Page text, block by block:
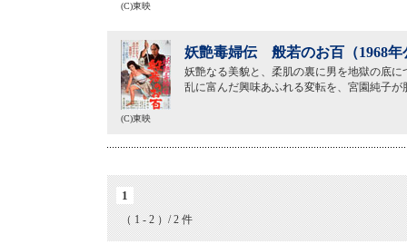
(C)東映
妖艶毒婦伝 般若のお百（1968年
妖艶なる美貌と、柔肌の裏に男を地獄の底
乱に富んだ興味あふれる変転を、宮園純子
(C)東映
1
（ 1 - 2 ）/ 2 件